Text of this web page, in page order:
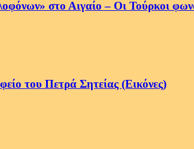
στο Αιγαίο – Οι Τούρκοι
του Πετρά Σητείας (Εικόνες)